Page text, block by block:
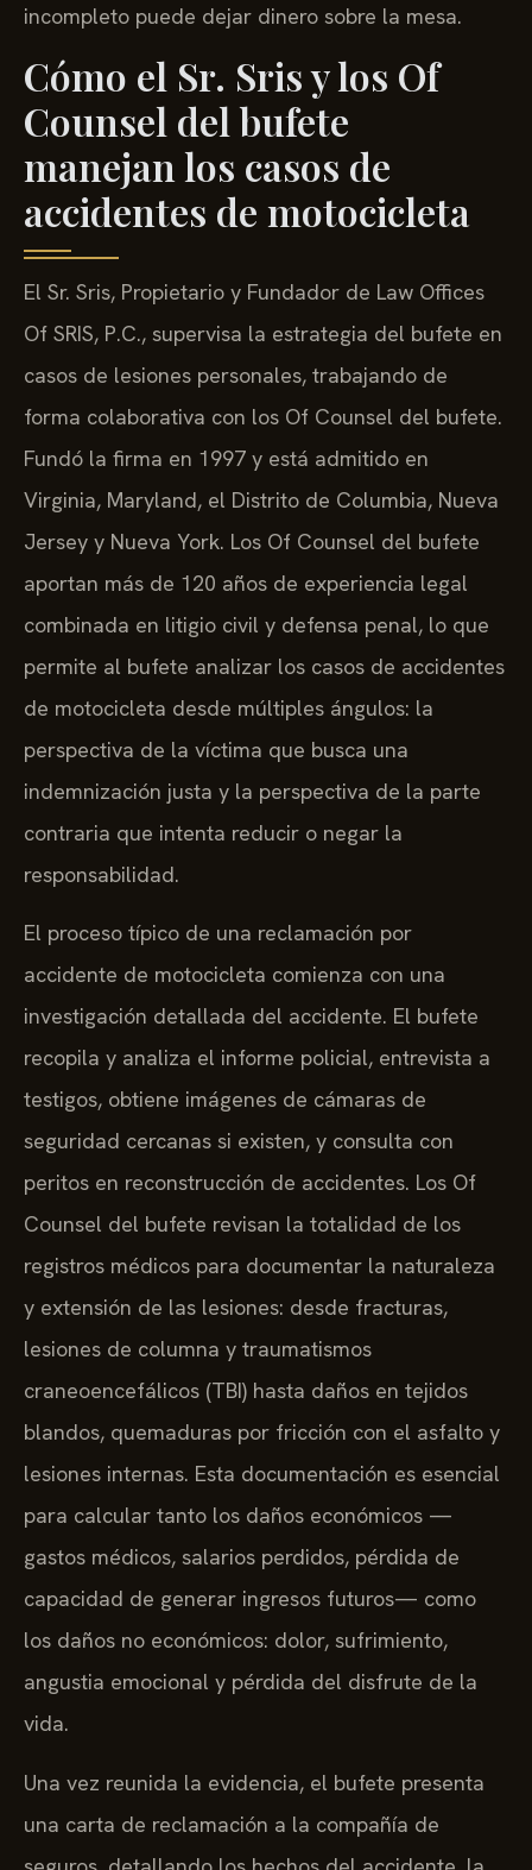
incompleto puede dejar dinero sobre la mesa.
Cómo el Sr. Sris y los Of
Counsel del bufete
manejan los casos de
accidentes de motocicleta
El Sr. Sris, Propietario y Fundador de Law Offices
Of SRIS, P.C., supervisa la estrategia del bufete en
casos de lesiones personales, trabajando de
forma colaborativa con los Of Counsel del bufete.
Fundó la firma en 1997 y está admitido en
Virginia, Maryland, el Distrito de Columbia, Nueva
Jersey y Nueva York. Los Of Counsel del bufete
aportan más de 120 años de experiencia legal
combinada en litigio civil y defensa penal, lo que
permite al bufete analizar los casos de accidentes
de motocicleta desde múltiples ángulos: la
perspectiva de la víctima que busca una
indemnización justa y la perspectiva de la parte
contraria que intenta reducir o negar la
responsabilidad.
El proceso típico de una reclamación por
accidente de motocicleta comienza con una
investigación detallada del accidente. El bufete
recopila y analiza el informe policial, entrevista a
testigos, obtiene imágenes de cámaras de
seguridad cercanas si existen, y consulta con
peritos en reconstrucción de accidentes. Los Of
Counsel del bufete revisan la totalidad de los
registros médicos para documentar la naturaleza
y extensión de las lesiones: desde fracturas,
lesiones de columna y traumatismos
craneoencefálicos (TBI) hasta daños en tejidos
blandos, quemaduras por fricción con el asfalto y
lesiones internas. Esta documentación es esencial
para calcular tanto los daños económicos —
gastos médicos, salarios perdidos, pérdida de
capacidad de generar ingresos futuros— como
los daños no económicos: dolor, sufrimiento,
angustia emocional y pérdida del disfrute de la
vida.
Una vez reunida la evidencia, el bufete presenta
una carta de reclamación a la compañía de